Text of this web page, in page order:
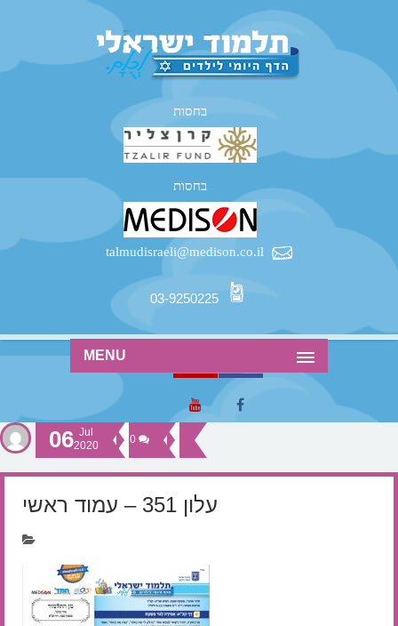
בחסות
בחסות
talmudisraeli@medison.co.il
03-9250225
MENU
06 Jul
2020
0
עלון 351 – עמוד ראשי